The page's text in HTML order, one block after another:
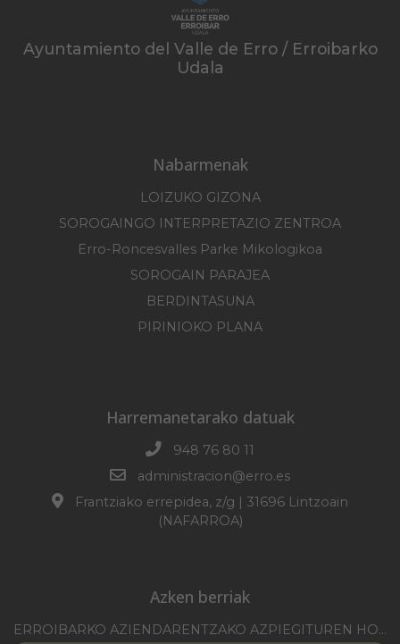
Ayuntamiento del Valle de Erro / Erroibarko
Udala
Nabarmenak
LOIZUKO GIZONA
SOROGAINGO INTERPRETAZIO ZENTROA
Erro-Roncesvalles Parke Mikologikoa
SOROGAIN PARAJEA
BERDINTASUNA
PIRINIOKO PLANA
Harremanetarako datuak
948 76 80 11
administracion@erro.es
Frantziako errepidea, z/g | 31696 Lintzoain
(NAFARROA)
Azken berriak
ERROIBARKO AZIENDARENTZAKO AZPIEGITUREN HOBEKUNTZA 2025-2026 KANPAINA